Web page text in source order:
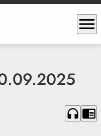
menu
headphones chrome_reader_mode